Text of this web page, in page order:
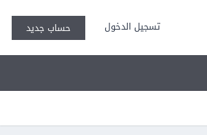
تسجيل الدخول حساب جديد